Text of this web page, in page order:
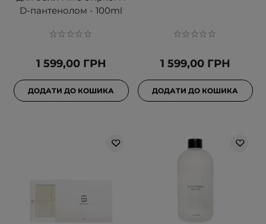
D-пантенолом - 100ml
1 599,00 ГРН
ДОДАТИ ДО КОШИКА
1 599,00 ГРН
ДОДАТИ ДО КОШИКА